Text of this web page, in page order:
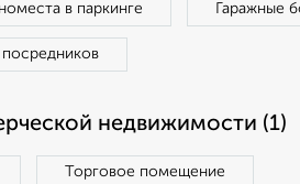
в паркинге Гаражные
посредников
недвижимости (1)
Торговое помещение